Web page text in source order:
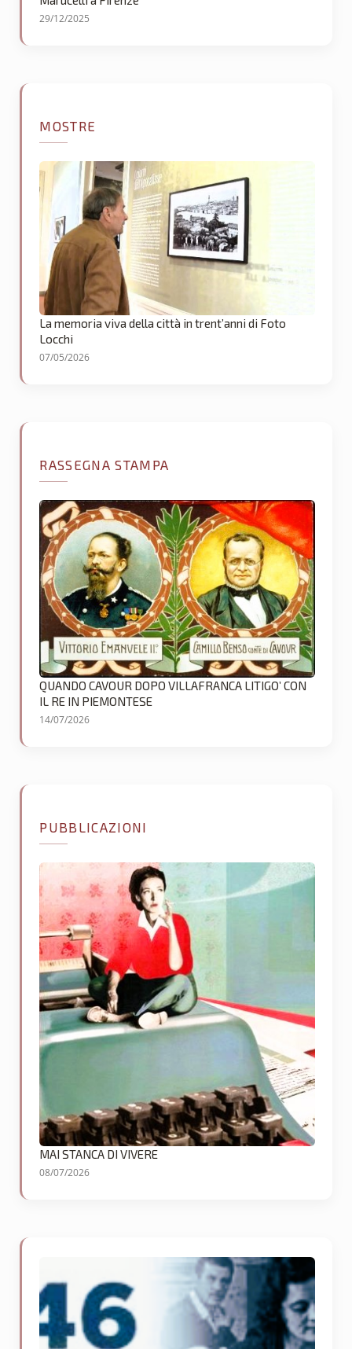
29/12/2025
MOSTRE
La memoria viva della città in trent’anni di Foto
Locchi
07/05/2026
RASSEGNA STAMPA
QUANDO CAVOUR DOPO VILLAFRANCA LITIGO’ CON
IL RE IN PIEMONTESE
14/07/2026
PUBBLICAZIONI
MAI STANCA DI VIVERE
08/07/2026